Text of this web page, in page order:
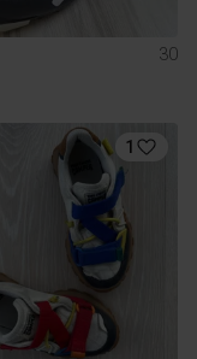
30
1